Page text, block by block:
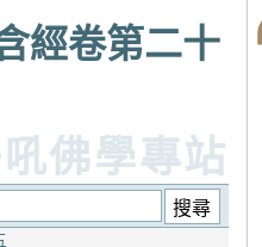
經卷第二十
佛學專站